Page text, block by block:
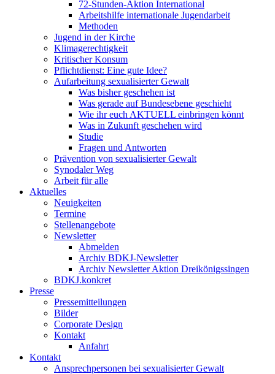
72-Stunden-Aktion International
Arbeitshilfe internationale Jugendarbeit
Methoden
Jugend in der Kirche
Klimagerechtigkeit
Kritischer Konsum
Pflichtdienst: Eine gute Idee?
Aufarbeitung sexualisierter Gewalt
Was bisher geschehen ist
Was gerade auf Bundesebene geschieht
Wie ihr euch AKTUELL einbringen könnt
Was in Zukunft geschehen wird
Studie
Fragen und Antworten
Prävention von sexualisierter Gewalt
Synodaler Weg
Arbeit für alle
Aktuelles
Neuigkeiten
Termine
Stellenangebote
Newsletter
Abmelden
Archiv BDKJ-Newsletter
Archiv Newsletter Aktion Dreikönigssingen
BDKJ.konkret
Presse
Pressemitteilungen
Bilder
Corporate Design
Kontakt
Anfahrt
Kontakt
Ansprechpersonen bei sexualisierter Gewalt